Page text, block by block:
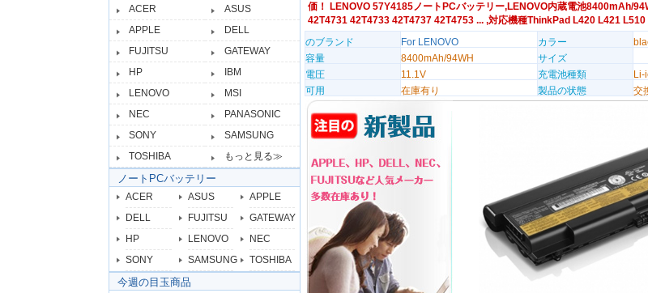
ACER
ASUS
APPLE
DELL
FUJITSU
GATEWAY
HP
IBM
LENOVO
MSI
NEC
PANASONIC
SONY
SAMSUNG
TOSHIBA
もっと見る≫
ノートPCバッテリー
ACER ASUS
APPLE
DELL
FUJITSU
GATEWAY
HP
LENOVO
NEC
SONY
SAMSUNG TOSHIBA
今週の目玉商品
価！ LENOVO 57Y4185ノートPCバッテリー,LENOVO内蔵電池8400mAh/
42T4731 42T4733 42T4737 42T4753 ... ,対応機種ThinkPad L420 L421
のブランド
For LENOVO カラー
容量
8400mAh/94WH
サイズ
電圧
11.1V 充電池種類
Li-
可用
在庫有り 製品の状態 交